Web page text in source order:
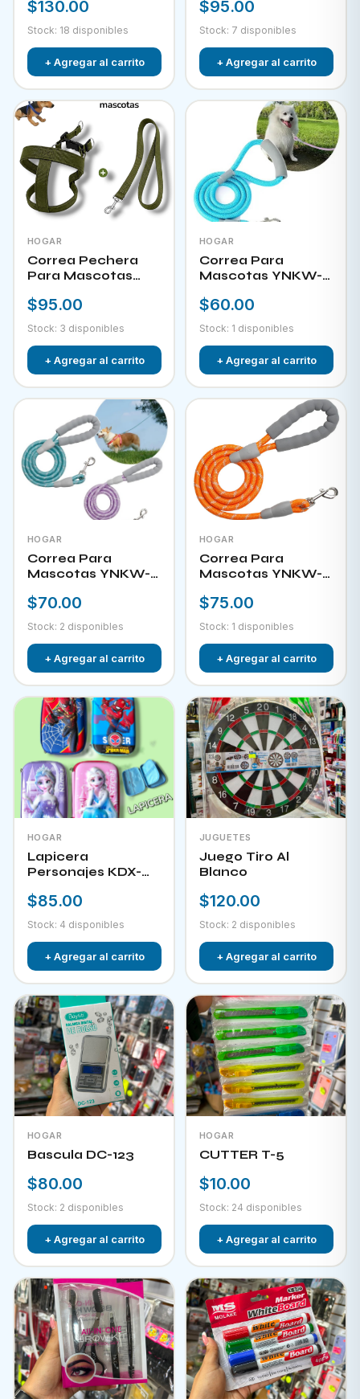
$130.00
Stock: 18 disponibles
+ Agregar al carrito
$95.00
Stock: 7 disponibles
+ Agregar al carrito
HOGAR
Correa Pechera
Para Mascotas
$95.00
Stock: 3 disponibles
+ Agregar al carrito
HOGAR
Correa Para
Mascotas YNKW-
$60.00
Stock: 1 disponibles
+ Agregar al carrito
HOGAR
Correa Para
Mascotas YNKW-
$70.00
Stock: 2 disponibles
+ Agregar al carrito
HOGAR
Correa Para
Mascotas YNKW-
$75.00
Stock: 1 disponibles
+ Agregar al carrito
HOGAR
Lapicera
Personajes KDX-
$85.00
Stock: 4 disponibles
+ Agregar al carrito
JUGUETES
Juego Tiro Al
Blanco
$120.00
Stock: 2 disponibles
+ Agregar al carrito
HOGAR
Bascula DC-123
$80.00
Stock: 2 disponibles
+ Agregar al carrito
HOGAR
CUTTER T-5
$10.00
Stock: 24 disponibles
+ Agregar al carrito